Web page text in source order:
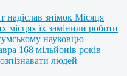
надіслав знімок Місяця
їх замінили роботи
науковцю
168 мільйонів років
людей